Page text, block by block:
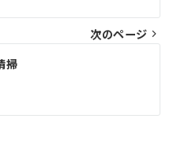
次のページ
掃